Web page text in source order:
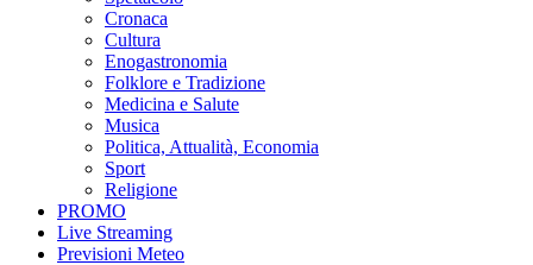
Cronaca
Cultura
Enogastronomia
Folklore e Tradizione
Medicina e Salute
Musica
Politica, Attualità, Economia
Sport
Religione
PROMO
Live Streaming
Previsioni Meteo